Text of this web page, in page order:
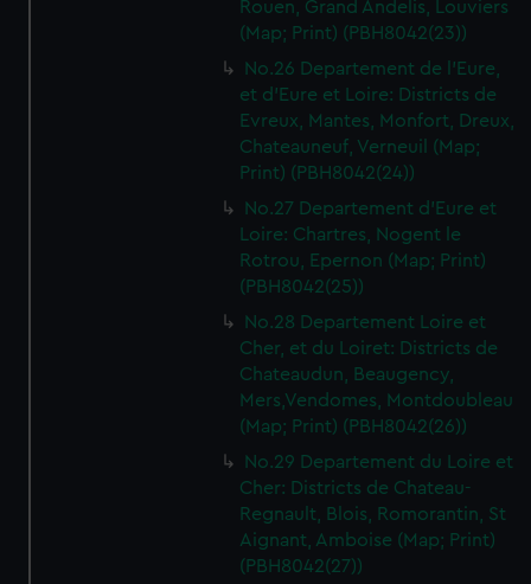
Rouen, Grand Andelis, Louviers
(Map; Print) (PBH8042(23))
No.26 Departement de l'Eure,
et d'Eure et Loire: Districts de
Evreux, Mantes, Monfort, Dreux,
Chateauneuf, Verneuil (Map;
Print) (PBH8042(24))
No.27 Departement d'Eure et
Loire: Chartres, Nogent le
Rotrou, Epernon (Map; Print)
(PBH8042(25))
No.28 Departement Loire et
Cher, et du Loiret: Districts de
Chateaudun, Beaugency,
Mers,Vendomes, Montdoubleau
(Map; Print) (PBH8042(26))
No.29 Departement du Loire et
Cher: Districts de Chateau-
Regnault, Blois, Romorantin, St
Aignant, Amboise (Map; Print)
(PBH8042(27))